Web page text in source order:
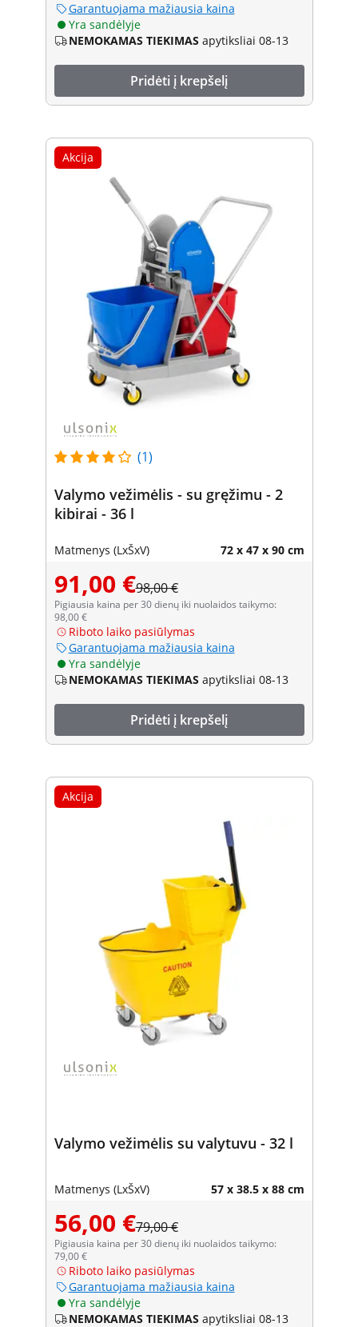
Garantuojama mažiausia kaina
Yra sandėlyje
NEMOKAMAS TIEKIMAS apytiksliai 08-13
Pridėti į krepšelį
Akcija
(1)
Valymo vežimėlis - su gręžimu - 2
kibirai - 36 l
Matmenys (LxŠxV) 72 x 47 x 90 cm
91,00 €98,00 €
Pigiausia kaina per 30 dienų iki nuolaidos taikymo:
98,00 €
Riboto laiko pasiūlymas
Garantuojama mažiausia kaina
Yra sandėlyje
NEMOKAMAS TIEKIMAS apytiksliai 08-13
Pridėti į krepšelį
Akcija
Valymo vežimėlis su valytuvu - 32 l
Matmenys (LxŠxV) 57 x 38.5 x 88 cm
56,00 €79,00 €
Pigiausia kaina per 30 dienų iki nuolaidos taikymo:
79,00 €
Riboto laiko pasiūlymas
Garantuojama mažiausia kaina
Yra sandėlyje
NEMOKAMAS TIEKIMAS apytiksliai 08-13